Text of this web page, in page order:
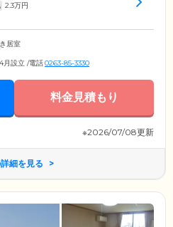
2.3万円
居室
月設立 /電話0263-85-3330
料金見積もり
※2026/07/08更新
細を見る